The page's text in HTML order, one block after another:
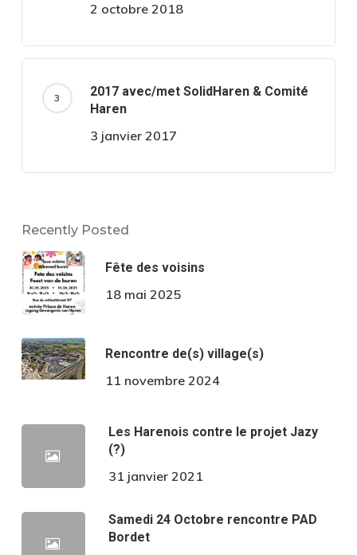
2 octobre 2018
2017 avec/met SolidHaren & Comité
Haren
3 janvier 2017
Recently Posted
Fête des voisins
18 mai 2025
Rencontre de(s) village(s)
11 novembre 2024
Les Harenois contre le projet Jazy
(?)
31 janvier 2021
Samedi 24 Octobre rencontre PAD
Bordet